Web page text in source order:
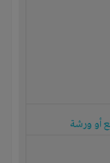
أو ورشة